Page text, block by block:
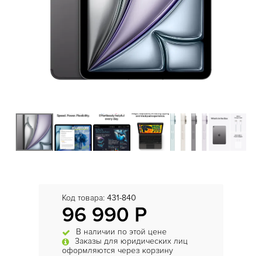
Код товара: 431-840
96 990 Р
В наличии по этой цене
Заказы для юридических лиц
оформляются через корзину